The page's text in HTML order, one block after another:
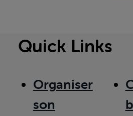
Quick Links
Organiser
son